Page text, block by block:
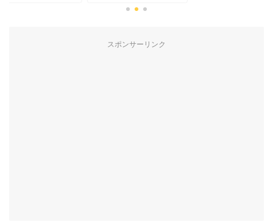
スポンサーリンク